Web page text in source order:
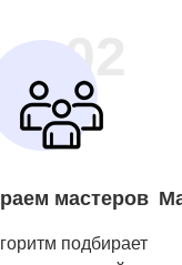
02
мастеров
подбирает